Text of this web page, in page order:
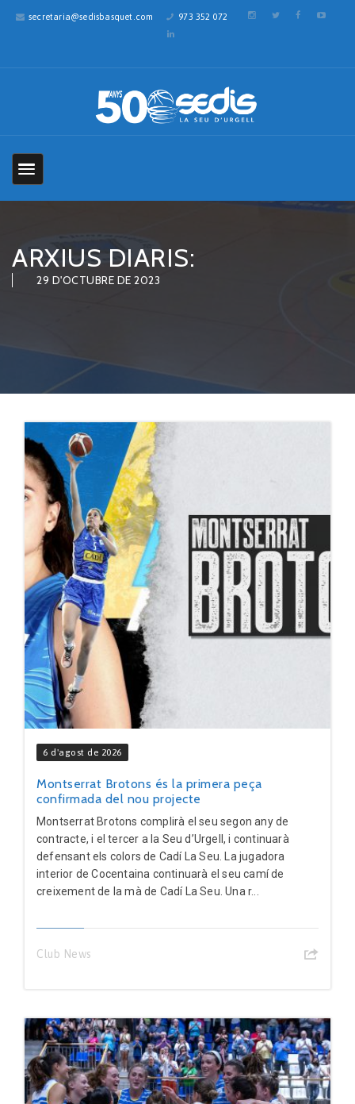
secretaria@sedisbasquet.com 973 352 072
ARXIUS DIARIS:
29 D'OCTUBRE DE 2023
6 d'agost de 2026
Montserrat Brotons és la primera peça
confirmada del nou projecte
Montserrat Brotons complirà el seu segon any de
contracte, i el tercer a la Seu d’Urgell, i continuarà
defensant els colors de Cadí La Seu. La jugadora
interior de Cocentaina continuarà el seu camí de
creixement de la mà de Cadí La Seu. Una r...
Club News